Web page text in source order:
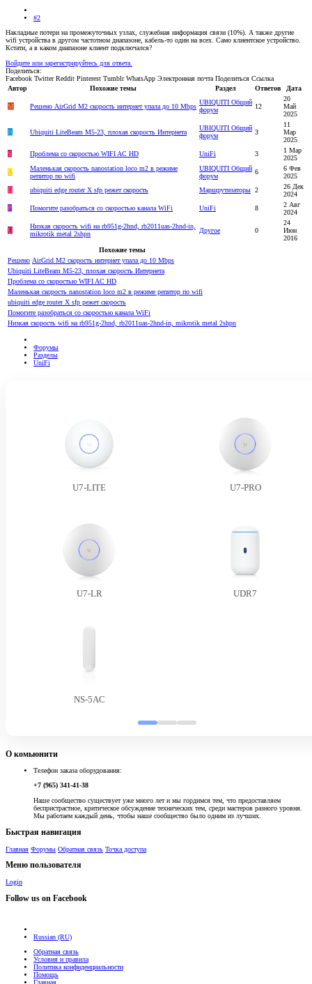
#2
Накладные потери на промежуточных узлах, служебная информация связи (10%). А также другие
wifi устройства в другом частотном диапазоне, кабель-то один на всех. Само клиентское устройство.
Кстати, а в каком диапазоне клиент подключался?
Войдите или зарегистрируйтесь для ответа.
Поделиться:
Facebook Twitter Reddit Pinterest Tumblr WhatsApp Электронная почта Поделиться Ссылка
Автор
Похожие темы Раздел Ответов Дата
M Решено AirGrid M2 скорость интернет упала до 10 Mbps
UBIQUITI Общий
форум
12
20
Май
2025
B Ubiquiti LiteBeam M5-23, плохая скорость Интернета
UBIQUITI Общий
форум
3
11
Мар
2025
S
Проблема со скоростью WIFI AC HD UniFi 3
1 Мар
2025
A
Маленькая скорость nanostation loco m2 в режиме
репитор по wifi
UBIQUITI Общий
форум
6
6 Фев
2025
D
ubiquiti edge router X sfp режет скорость Маршрутизаторы 2
26 Дек
2024
P
Помогите разобраться со скоростью канала WiFi UniFi 8
2 Авг
2024
U
Низкая скорость wifi на rb951g-2hnd, rb2011uas-2hnd-in,
mikrotik metal 2shpn
Другое 0
24
Июн
2016
Похожие темы
Решено AirGrid M2 скорость интернет упала до 10 Mbps
Ubiquiti LiteBeam M5-23, плохая скорость Интернета
Проблема со скоростью WIFI AC HD
Маленькая скорость nanostation loco m2 в режиме репитор по wifi
ubiquiti edge router X sfp режет скорость
Помогите разобраться со скоростью канала WiFi
Низкая скорость wifi на rb951g-2hnd, rb2011uas-2hnd-in, mikrotik metal 2shpn
Форумы
Разделы
UniFi
U7-LITE U7-PRO
U7-LR UDR7
NS-5AC
О комьюнити
Телефон заказа оборудования:
+7 (965) 341-41-38
Наше сообщество существует уже много лет и мы гордимся тем, что предоставляем
беспристрастное, критическое обсуждение технических тем, среди мастеров разного уровня.
Мы работаем каждый день, чтобы наше сообщество было одним из лучших.
Быстрая навигация
Главная Форумы Обратная связь Точка доступа
Меню пользователя
Login
Follow us on Facebook
Russian (RU)
Обратная связь
Условия и правила
Политика конфиденциальности
Помощь